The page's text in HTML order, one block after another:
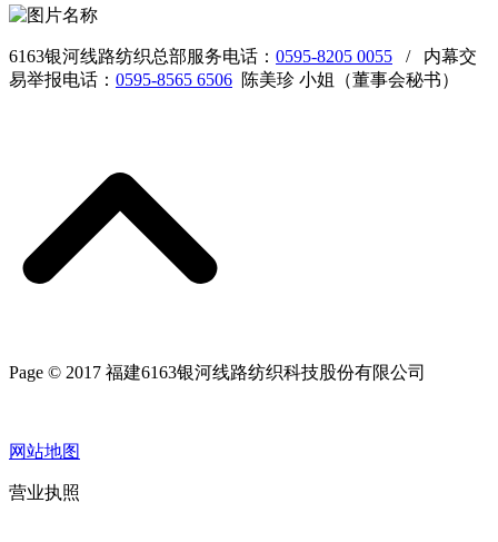
6163银河线路纺织总部服务电话： 0595-8205 0055 / 内幕交
易举报电话： 0595-8565 6506 陈美珍 小姐（董事会秘书）
Page © 2017 福建6163银河线路纺织科技股份有限公司
网站地图
营业执照